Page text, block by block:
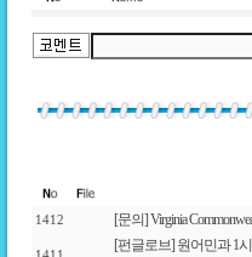
1412 [문의] Virginia
[펀글로브] 원어민과 1